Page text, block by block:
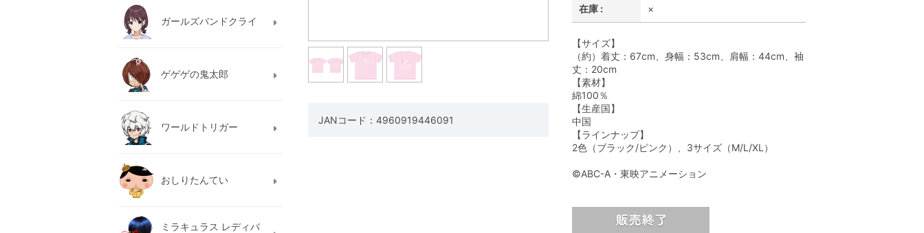
JANコード：4960919446091
在庫 : ×
【サイズ】
（約）着丈：67cm、身幅：53cm、肩幅：44cm、袖
丈：20cm
【素材】
綿100％
【生産国】
中国
【ラインナップ】
2色（ブラック/ピンク）、3サイズ（M/L/XL）
©ABC-A・東映アニメーション
ガールズバンドクライ
ゲゲゲの鬼太郎
ワールドトリガー
おしりたんてい
ミラキュラス レディバ